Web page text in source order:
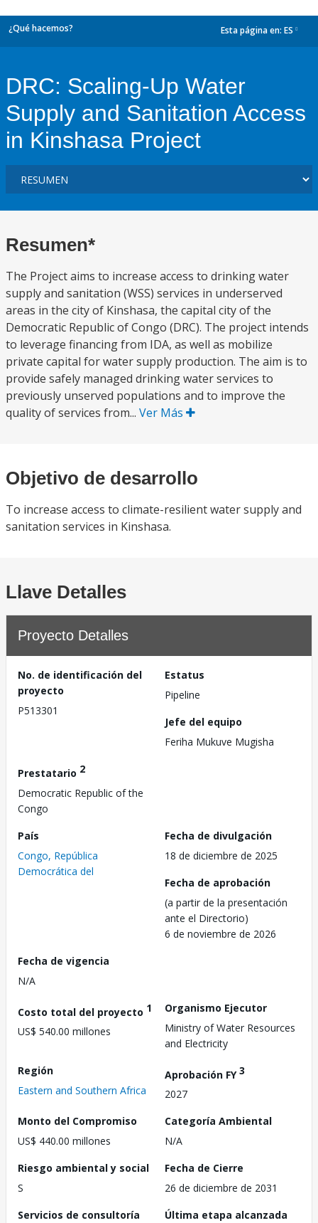
¿Qué hacemos? Esta página en: ES
DRC: Scaling-Up Water
Supply and Sanitation Access
in Kinshasa Project
Resumen*
The Project aims to increase access to drinking water
supply and sanitation (WSS) services in underserved
areas in the city of Kinshasa, the capital city of the
Democratic Republic of Congo (DRC). The project intends
to leverage financing from IDA, as well as mobilize
private capital for water supply production. The aim is to
provide safely managed drinking water services to
previously unserved populations and to improve the
quality of services from... Ver Más
Objetivo de desarrollo
To increase access to climate-resilient water supply and
sanitation services in Kinshasa.
Llave Detalles
Proyecto Detalles
No. de identificación del
proyecto
P513301
Estatus
Pipeline
Jefe del equipo
Feriha Mukuve Mugisha
Prestatario 2
Democratic Republic of the
Congo
País
Congo, República
Democrática del
Fecha de divulgación
18 de diciembre de 2025
Fecha de aprobación
(a partir de la presentación
ante el Directorio)
6 de noviembre de 2026
Fecha de vigencia
N/A
Costo total del proyecto 1
US$ 540.00 millones
Organismo Ejecutor
Ministry of Water Resources
and Electricity
Región
Eastern and Southern Africa
Aprobación FY3
2027
Monto del Compromiso
US$ 440.00 millones
Categoría Ambiental
N/A
Riesgo ambiental y social
S
Fecha de Cierre
26 de diciembre de 2031
Servicios de consultoría
Última etapa alcanzada